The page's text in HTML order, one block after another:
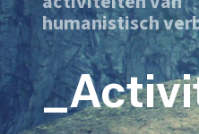
humanistisch